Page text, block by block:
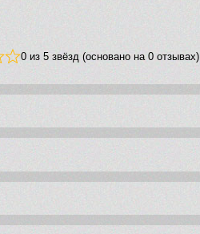
0 из 5 звёзд (основано на 0 отзывах)